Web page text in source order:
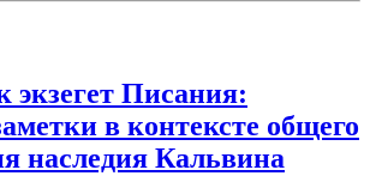
экзегет Писания:
в контексте общего
наследия Кальвина